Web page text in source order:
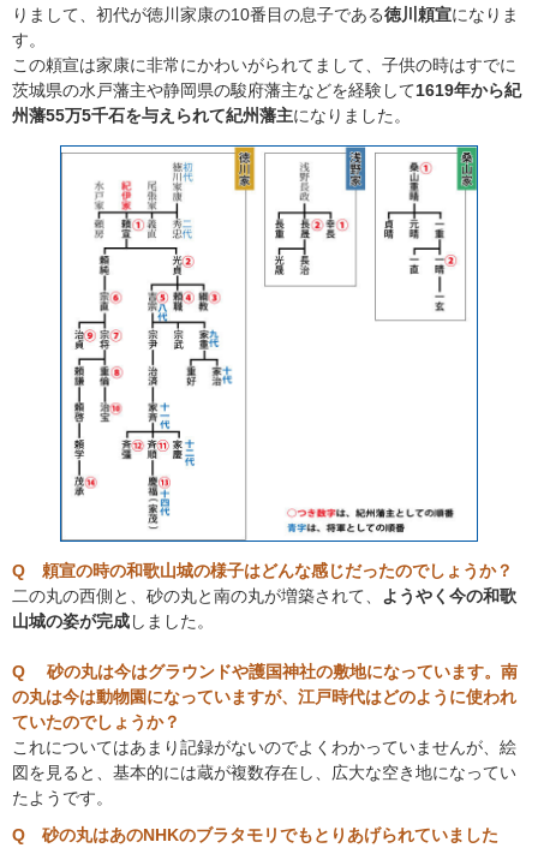
りまして、初代が徳川家康の10番目の息子である徳川頼宣になりま
す。
この頼宣は家康に非常にかわいがられてまして、子供の時はすでに
茨城県の水戸藩主や静岡県の駿府藩主などを経験して1619年から紀
州藩55万5千石を与えられて紀州藩主になりました。
Q 頼宣の時の和歌山城の様子はどんな感じだったのでしょうか？
二の丸の西側と、砂の丸と南の丸が増築されて、
ようやく今の和歌
山城の姿が完成しました。
Q 砂の丸は今はグラウンドや護国神社の敷地になっています。南
の丸は今は動物園になっていますが、江戸時代はどのように使われ
ていたのでしょうか？
これについてはあまり記録がないのでよくわかっていませんが、絵
図を見ると、基本的には蔵が複数存在し、広大な空き地になってい
たようです。
Q 砂の丸はあのNHKのブラタモリでもとりあげられていました